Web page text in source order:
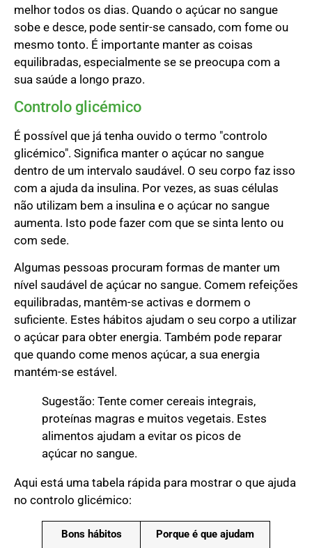
melhor todos os dias. Quando o açúcar no sangue
sobe e desce, pode sentir-se cansado, com fome ou
mesmo tonto. É importante manter as coisas
equilibradas, especialmente se se preocupa com a
sua saúde a longo prazo.
Controlo glicémico
É possível que já tenha ouvido o termo "controlo
glicémico". Significa manter o açúcar no sangue
dentro de um intervalo saudável. O seu corpo faz isso
com a ajuda da insulina. Por vezes, as suas células
não utilizam bem a insulina e o açúcar no sangue
aumenta. Isto pode fazer com que se sinta lento ou
com sede.
Algumas pessoas procuram formas de manter um
nível saudável de açúcar no sangue. Comem refeições
equilibradas, mantêm-se activas e dormem o
suficiente. Estes hábitos ajudam o seu corpo a utilizar
o açúcar para obter energia. Também pode reparar
que quando come menos açúcar, a sua energia
mantém-se estável.
Sugestão: Tente comer cereais integrais,
proteínas magras e muitos vegetais. Estes
alimentos ajudam a evitar os picos de
açúcar no sangue.
Aqui está uma tabela rápida para mostrar o que ajuda
no controlo glicémico:
Bons hábitos Porque é que ajudam